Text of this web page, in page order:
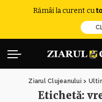
Rămâi la curent cu
Ziarul Clujeanului >
Etichetă: